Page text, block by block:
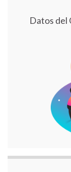
Datos del